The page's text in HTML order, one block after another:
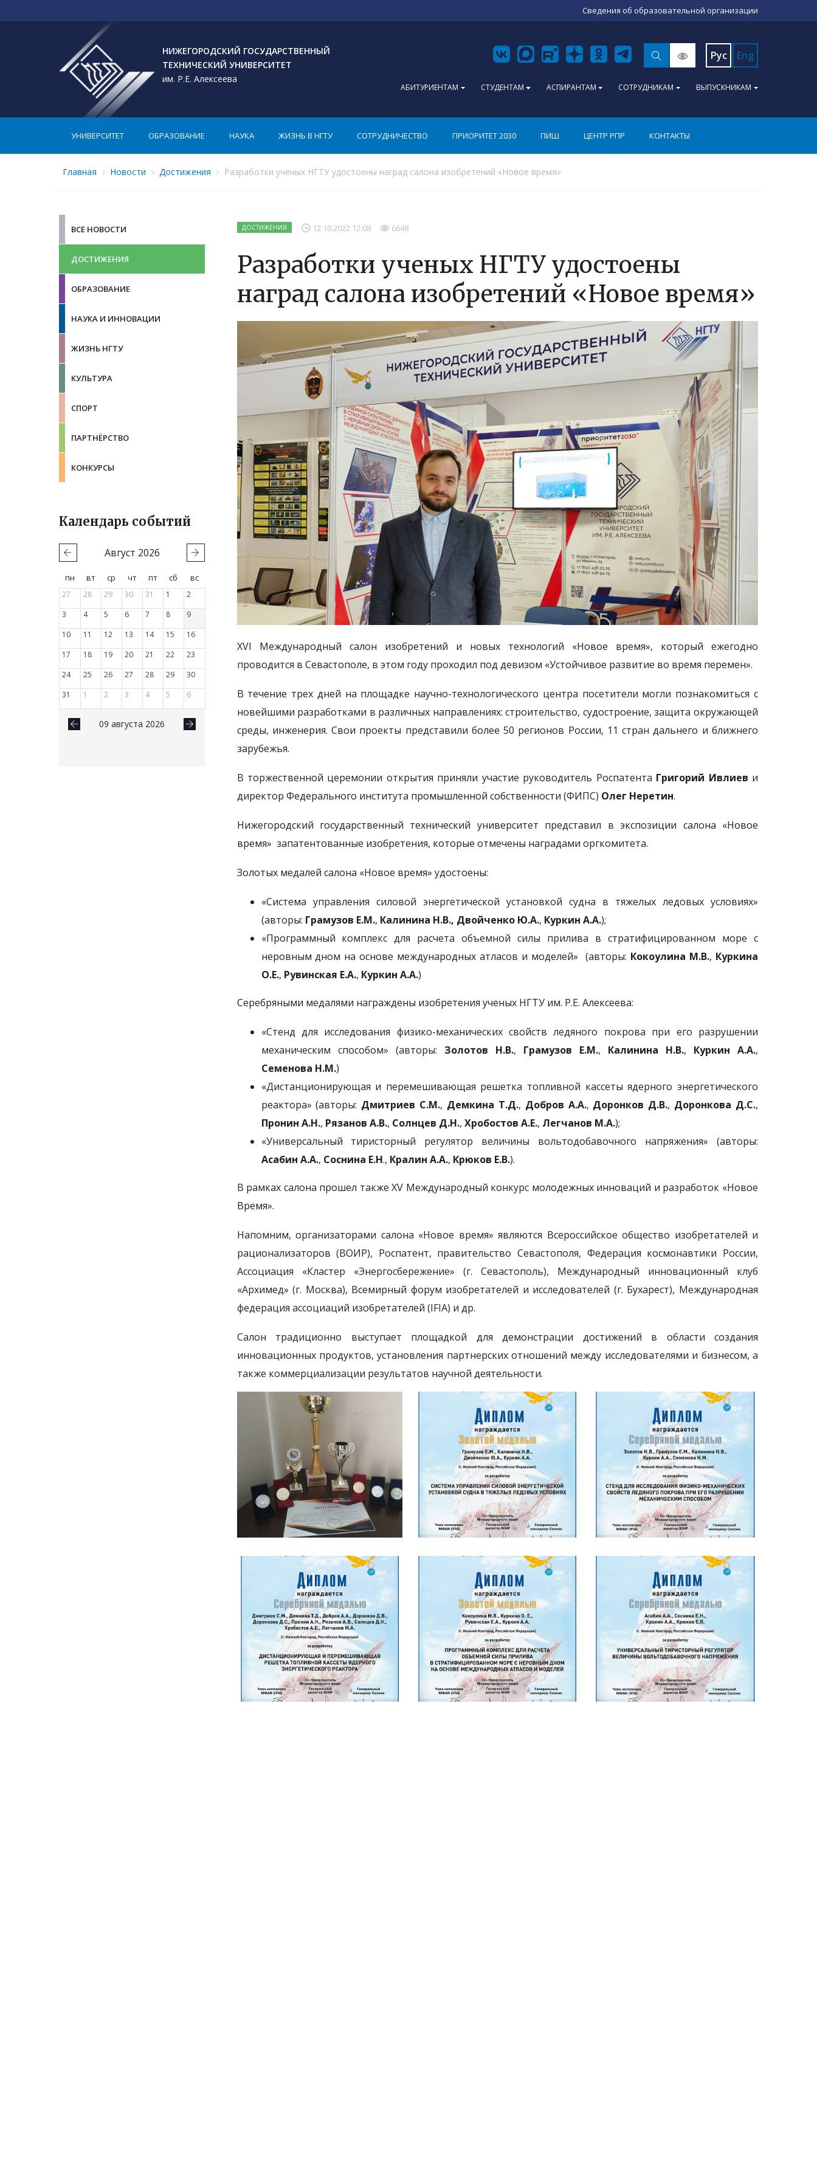
Сведения об образовательной организации
НИЖЕГОРОДСКИЙ ГОСУДАРСТВЕННЫЙ
ТЕХНИЧЕСКИЙ УНИВЕРСИТЕТ
им. Р.Е. Алексеева
Рус Eng
АБИТУРИЕНТАМ СТУДЕНТАМ АСПИРАНТАМ СОТРУДНИКАМ ВЫПУСКНИКАМ
УНИВЕРСИТЕТ ОБРАЗОВАНИЕ НАУКА ЖИЗНЬ В НГТУ СОТРУДНИЧЕСТВО ПРИОРИТЕТ 2030 ПИШ ЦЕНТР РПР КОНТАКТЫ
Главная Новости Достижения Разработки ученых НГТУ удостоены наград салона изобретений «Новое время»
ВСЕ НОВОСТИ
ДОСТИЖЕНИЯ
ОБРАЗОВАНИЕ
НАУКА И ИННОВАЦИИ
ЖИЗНЬ НГТУ
КУЛЬТУРА
СПОРТ
ПАРТНЁРСТВО
КОНКУРСЫ
Календарь событий
Август 2026
пн вт ср чт пт сб
вс
27
28 29 30 31 1
2
3
4 5 6 7 8
9
10
11 12 13 14 15
16
17
18 19 20 21 22
23
24
25 26 27 28 29
30
31
1 2 3 4 5 6
09 августа 2026
ДОСТИЖЕНИЯ 12.10.2022 12:08 6648
Разработки ученых НГТУ удостоены
наград салона изобретений «Новое время»
XVI Международный салон изобретений и новых технологий «Новое время», который ежегодно
проводится в Севастополе, в этом году проходил под девизом «Устойчивое развитие во время перемен».
В течение трех дней на площадке научно-технологического центра посетители могли познакомиться с
новейшими разработками в различных направлениях: строительство, судостроение, защита окружающей
среды, инженерия. Свои проекты представили более 50 регионов России, 11 стран дальнего и ближнего
зарубежья.
В торжественной церемонии открытия приняли участие руководитель Роспатента Григорий Ивлиев и
директор Федерального института промышленной собственности (ФИПС) Олег Неретин.
Нижегородский государственный технический университет представил в экспозиции салона «Новое
время» запатентованные изобретения, которые отмечены наградами оргкомитета.
Золотых медалей салона «Новое время» удостоены:
«Система управления силовой энергетической установкой судна в тяжелых ледовых условиях»
(авторы: Грамузов Е.М., Калинина Н.В., Двойченко Ю.А., Куркин А.А.);
«Программный комплекс для расчета объемной силы прилива в стратифицированном море с
неровным дном на основе международных атласов и моделей» (авторы: Кокоулина М.В., Куркина
О.Е., Рувинская Е.А., Куркин А.А.)
Серебряными медалями награждены изобретения ученых НГТУ им. Р.Е. Алексеева:
«Стенд для исследования физико-механических свойств ледяного покрова при его разрушении
механическим способом» (авторы: Золотов Н.В., Грамузов Е.М., Калинина Н.В., Куркин А.А.,
Семенова Н.М.)
«Дистанционирующая и перемешивающая решетка топливной кассеты ядерного энергетического
реактора» (авторы: Дмитриев С.М., Демкина Т.Д., Добров А.А., Доронков Д.В., Доронкова Д.С.,
Пронин А.Н., Рязанов А.В., Солнцев Д.Н., Хробостов А.Е., Легчанов М.А.);
«Универсальный тиристорный регулятор величины вольтодобавочного напряжения» (авторы:
Асабин А.А., Соснина Е.Н., Кралин А.А., Крюков Е.В.).
В рамках салона прошел также ХV Международный конкурс молодежных инноваций и разработок «Новое
Время».
Напомним, организаторами салона «Новое время» являются Всероссийское общество изобретателей и
рационализаторов (ВОИР), Роспатент, правительство Севастополя, Федерация космонавтики России,
Ассоциация «Кластер «Энергосбережение» (г. Севастополь), Международный инновационный клуб
«Архимед» (г. Москва), Всемирный форум изобретателей и исследователей (г. Бухарест), Международная
федерация ассоциаций изобретателей (IFIA) и др.
Салон традиционно выступает площадкой для демонстрации достижений в области создания
инновационных продуктов, установления партнерских отношений между исследователями и бизнесом, а
также коммерциализации результатов научной деятельности.